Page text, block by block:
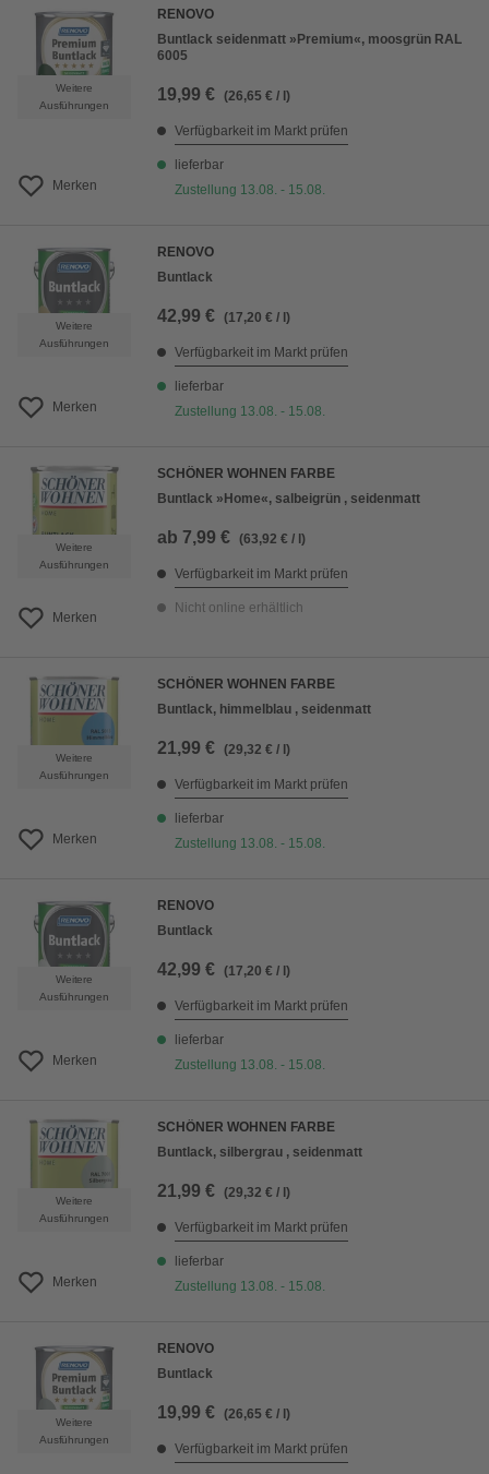
Weitere
Ausführungen
Merken
RENOVO
Buntlack seidenmatt »Premium«, moosgrün RAL
6005
19,99 € (26,65 € / l)
Verfügbarkeit im Markt prüfen
lieferbar
Zustellung 13.08. - 15.08.
Weitere
Ausführungen
Merken
RENOVO
Buntlack
42,99 € (17,20 € / l)
Verfügbarkeit im Markt prüfen
lieferbar
Zustellung 13.08. - 15.08.
Weitere
Ausführungen
Merken
SCHÖNER WOHNEN FARBE
Buntlack »Home«, salbeigrün , seidenmatt
ab 7,99 € (63,92 € / l)
Verfügbarkeit im Markt prüfen
Nicht online erhältlich
Weitere
Ausführungen
Merken
SCHÖNER WOHNEN FARBE
Buntlack, himmelblau , seidenmatt
21,99 € (29,32 € / l)
Verfügbarkeit im Markt prüfen
lieferbar
Zustellung 13.08. - 15.08.
Weitere
Ausführungen
Merken
RENOVO
Buntlack
42,99 € (17,20 € / l)
Verfügbarkeit im Markt prüfen
lieferbar
Zustellung 13.08. - 15.08.
Weitere
Ausführungen
Merken
SCHÖNER WOHNEN FARBE
Buntlack, silbergrau , seidenmatt
21,99 € (29,32 € / l)
Verfügbarkeit im Markt prüfen
lieferbar
Zustellung 13.08. - 15.08.
Weitere
Ausführungen
RENOVO
Buntlack
19,99 € (26,65 € / l)
Verfügbarkeit im Markt prüfen